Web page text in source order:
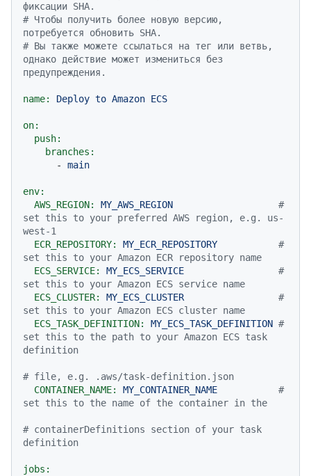
фиксации SHA.
# Чтобы получить более новую версию,
потребуется обновить SHA.
# Вы также можете ссылаться на тег или ветвь,
однако действие может измениться без
предупреждения.
name: Deploy to Amazon ECS
on:
push:
branches:
-
main
env:
AWS_REGION:
MY_AWS_REGION
#
set this to your preferred AWS region, e.g. us-
west-1
ECR_REPOSITORY:
MY_ECR_REPOSITORY
#
set this to your Amazon ECR repository name
ECS_SERVICE:
MY_ECS_SERVICE
#
set this to your Amazon ECS service name
ECS_CLUSTER:
MY_ECS_CLUSTER
#
set this to your Amazon ECS cluster name
ECS_TASK_DEFINITION:
MY_ECS_TASK_DEFINITION #
set this to the path to your Amazon ECS task
definition
# file, e.g. .aws/task-definition.json
CONTAINER_NAME:
MY_CONTAINER_NAME
#
set this to the name of the container in the
# containerDefinitions section of your task
definition
jobs: